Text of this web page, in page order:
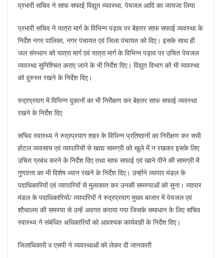
प्रभारी सचिव ने साफ सफाई विद्युत व्यवस्था, पेयजल आदि का जायजा लिया
प्रभारी सचिव ने यात्रा मार्ग के विभिन्न पड़ाव पर बेहतर साफ सफाई व्यवस्था के
निर्देश नगर पालिका, नगर पंचायत एवं जिला पंचायत को दिए। इसके साथ ही
जल संस्थान को यात्रा मार्ग एवं यात्रा मार्ग के विभिन्न पड़ाव पर उचित पेयजल
व्यवस्था सुनिश्चित कराए जाने के भी निर्देश दिए। विद्युत विभाग को भी व्यवस्था
को दुरुस्त रखने के निर्देश दिए।
रुद्रप्रयाग में विभिन्न दुकानों का भी निरीक्षण कर बेहतर साफ सफाई व्यवस्था
रखने के निर्देश दिए
सचिव स्वास्थ्य ने रुद्रप्रयाग शहर के विभिन्न प्रतिष्ठानों का निरीक्षण कर सभी
होटल व्यवसाय एवं व्यापारियों से खाद्य सामग्री को खुले में न रखकर इसके लिए
उचित प्रबंध करने के निर्देश दिए तथा साफ सफाई एवं खाने पीने की सामग्री में
गुणवत्ता का भी विशेष ध्यान रखने के निर्देश दिए। उन्होंने व्यापार मंडल के
पदाधिकारियों एवं व्यापारियों से मुलाकात कर उनकी समस्याओं को सुना। व्यापार
मंडल के पदाधिकारियों/ व्यापारियों ने रुद्रप्रयाग मुख्य बाजार में पेयजल एवं
शौचालय की समस्या से उन्हें अवगत कराया गया जिसके समाधान के लिए सचिव
स्वास्थ्य ने संबंधित अधिकारियों को आवश्यक कार्यवाही के निर्देश दिए।
जिलाधिकारी व एसपी ने व्यवस्थाओं को लेकर दी जानकारी